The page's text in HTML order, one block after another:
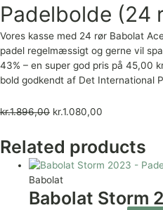
Padelbolde (24
Vores kasse med 24 rør Babolat
padel regelmæssigt og gerne vil
43% – en super god pris på 45,00
bold godkendt af Det International
kr.1.896,00 kr.1.080,00
Related products
Babolat
Babolat Storm